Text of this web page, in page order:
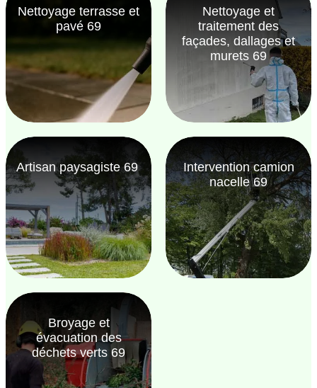
Nettoyage terrasse et
pavé 69
Nettoyage et
traitement des
façades, dallages et
murets 69
Artisan paysagiste 69
Intervention camion
nacelle 69
Broyage et
évacuation des
déchets verts 69